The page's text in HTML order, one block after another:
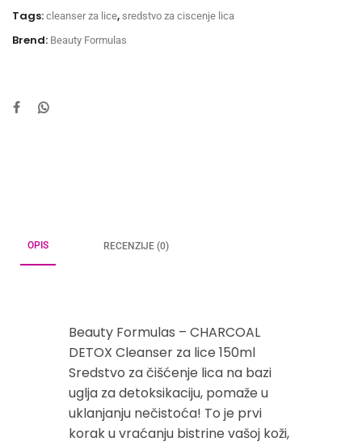
Tags: cleanser za lice, sredstvo za ciscenje lica
Brend: Beauty Formulas
OPIS RECENZIJE (0)
Beauty Formulas – CHARCOAL
DETOX Cleanser za lice 150ml
Sredstvo za čišćenje lica na bazi
uglja za detoksikaciju, pomaže u
uklanjanju nečistoća! To je prvi
korak u vraćanju bistrine vašoj koži,